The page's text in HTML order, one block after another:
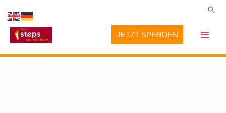
Inhalt
springen
JETZT SPENDEN